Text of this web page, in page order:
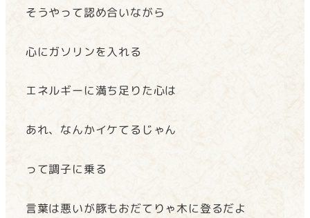
そうやって認め合いながら
心にガソリンを入れる
エネルギーに満ち足りた心は
あれ、なんかイケてるじゃん
って調子に乗る
言葉は悪いが豚もおだてりゃ木に登るだよ